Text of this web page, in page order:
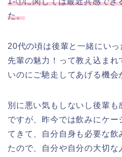
た。
20代の頃は後輩と一緒にい
先輩の魅力！って教え込ま
いのにご馳走してあげる機会
別に悪い気もしないし後輩
ですが、昨今では飲みにケー
てきて、自分自身も必要な飲
たので、自分や自分の大切な